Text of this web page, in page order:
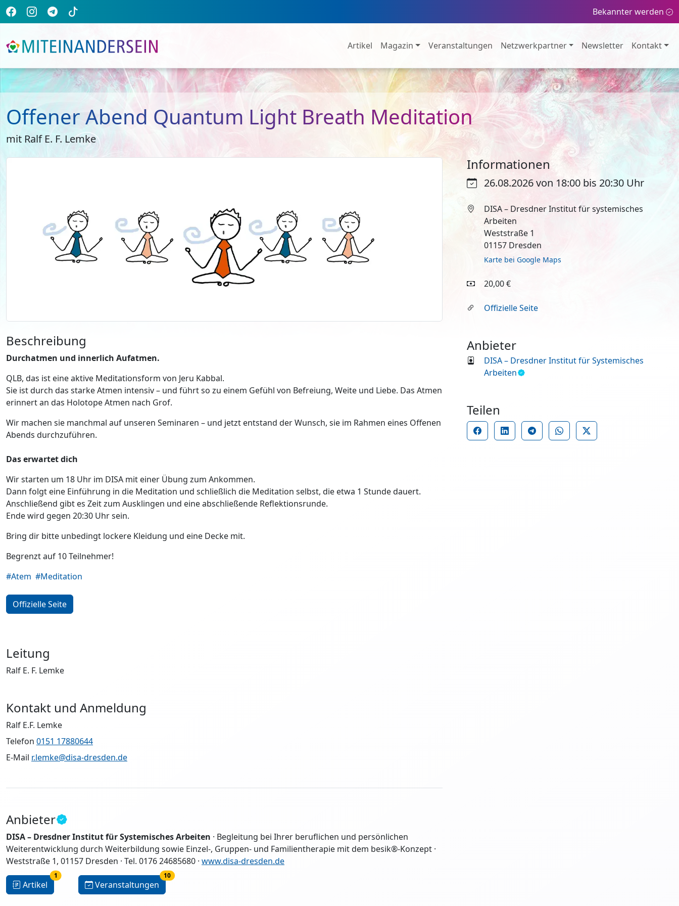
Bekannter werden
Artikel Magazin Veranstaltungen Netzwerkpartner Newsletter Kontakt
Offener Abend Quantum Light Breath Meditation
mit Ralf E. F. Lemke
Informationen
26.08.2026 von 18:00 bis 20:30 Uhr
DISA – Dresdner Institut für systemisches
Arbeiten
Weststraße 1
01157 Dresden
Karte bei Google Maps
20,00 €
Offizielle Seite
Anbieter
DISA – Dresdner Institut für Systemisches
Arbeiten
Teilen
Beschreibung
Durchatmen und innerlich Aufatmen.
QLB, das ist eine aktive Meditationsform von Jeru Kabbal.
Sie ist durch das starke Atmen intensiv – und führt so zu einem Gefühl von Befreiung, Weite und Liebe. Das Atmen
erinnert an das Holotope Atmen nach Grof.
Wir machen sie manchmal auf unseren Seminaren – und jetzt entstand der Wunsch, sie im Rahmen eines Offenen
Abends durchzuführen.
Das erwartet dich
Wir starten um 18 Uhr im DISA mit einer Übung zum Ankommen.
Dann folgt eine Einführung in die Meditation und schließlich die Meditation selbst, die etwa 1 Stunde dauert.
Anschließend gibt es Zeit zum Ausklingen und eine abschließende Reflektionsrunde.
Ende wird gegen 20:30 Uhr sein.
Bring dir bitte unbedingt lockere Kleidung und eine Decke mit.
Begrenzt auf 10 Teilnehmer!
#Atem #Meditation
Offizielle Seite
Leitung
Ralf E. F. Lemke
Kontakt und Anmeldung
Ralf E.F. Lemke
Telefon 0151 17880644
E-Mail r.lemke@disa-dresden.de
Anbieter
DISA – Dresdner Institut für Systemisches Arbeiten · Begleitung bei Ihrer beruflichen und persönlichen
Weiterentwicklung durch Weiterbildung sowie Einzel-, Gruppen- und Familientherapie mit dem besik®-Konzept ·
Weststraße 1, 01157 Dresden · Tel. 0176 24685680 · www.disa-dresden.de
Artikel
1
Veranstaltungen
10